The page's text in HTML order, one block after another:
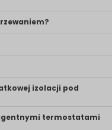
izolacji pod
termostatami